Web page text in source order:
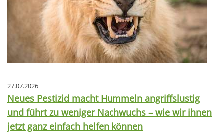
27.07.2026
Neues Pestizid macht Hummeln angriffslustig
und führt zu weniger Nachwuchs – wie wir ihnen
jetzt ganz einfach helfen können